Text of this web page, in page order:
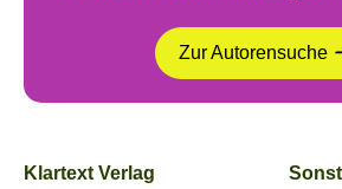
Zur Autorensuche
Klartext Verlag